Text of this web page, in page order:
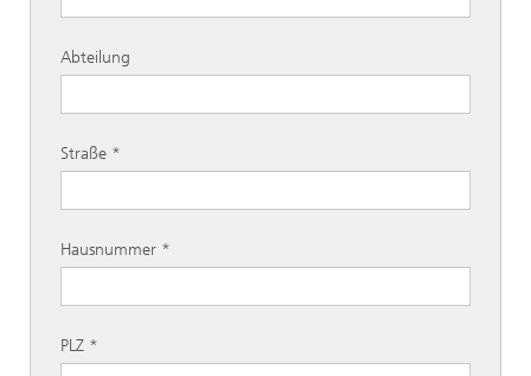
Abteilung
Straße
Hausnummer
PLZ